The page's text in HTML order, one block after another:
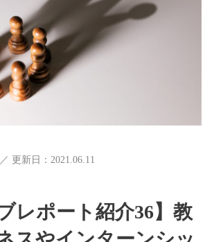
更新日：2021.06.11
レポート紹介36】教